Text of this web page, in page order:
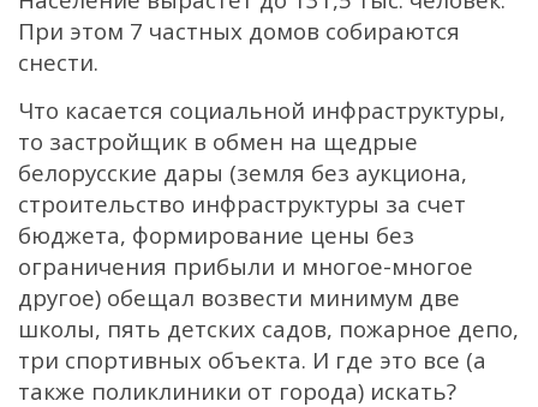
При этом 7 частных домов собираются
снести.
Что касается социальной инфраструктуры,
то застройщик в обмен на щедрые
белорусские дары (земля без аукциона,
строительство инфраструктуры за счет
бюджета, формирование цены без
ограничения прибыли и многое-многое
другое) обещал возвести минимум две
школы, пять детских садов, пожарное депо,
три спортивных объекта. И где это все (а
также поликлиники от города) искать?